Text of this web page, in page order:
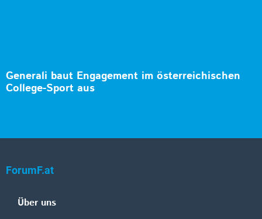
Generali baut Engagement im österreichischen
College-Sport aus
ForumF.at
Über uns